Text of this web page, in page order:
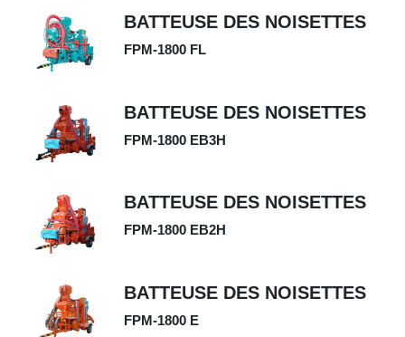
BATTEUSE DES NOISETTES
FPM-1800 FL
BATTEUSE DES NOISETTES
FPM-1800 EB3H
BATTEUSE DES NOISETTES
FPM-1800 EB2H
BATTEUSE DES NOISETTES
FPM-1800 E